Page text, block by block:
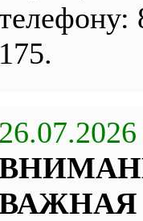
175.
26.07.2026